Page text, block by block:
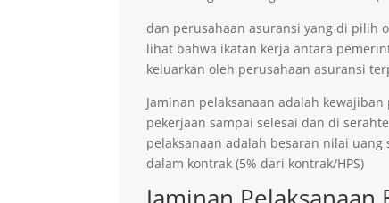
dan perusahaan asuransi yang di pilih
lihat bahwa ikatan kerja antara
keluarkan oleh perusahaan asuransi
Jaminan pelaksanaan adalah
pekerjaan sampai selesai dan di
pelaksanaan adalah besaran nilai
dalam kontrak (5% dari kontrak/HPS)